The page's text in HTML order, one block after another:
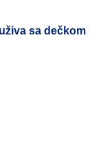
sa dečkom